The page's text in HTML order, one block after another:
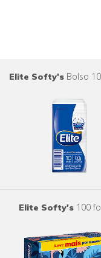
Elite Softy'sBolso
Elite Softy's 100